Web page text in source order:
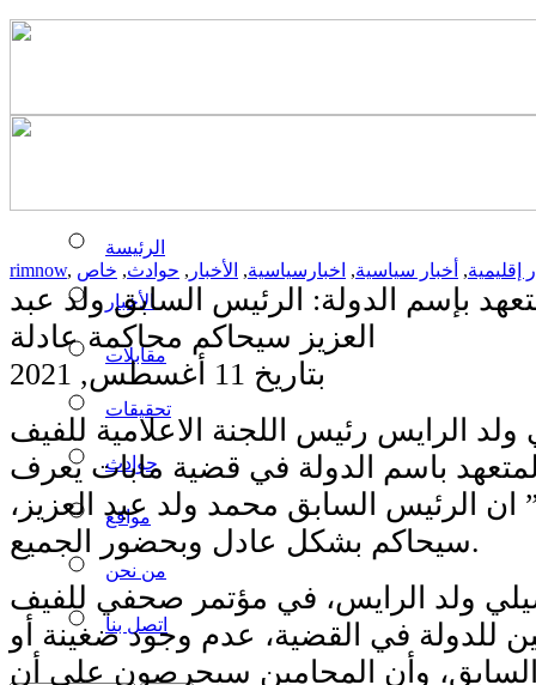
الرئيسة
الأخبار
مقابلات
تحقيقات
حوادث
مواقع
من نحن
اتصل بنا
rimnow, إقليمية, أخبار سياسية, اخبارسياسية, الأخبار , حوادث, خاص
بإسم الدولة: الرئيس السابق ولد عبد
العزيز سيحاكم محاكمة عادلة
بتاريخ 11 أغسطس, 2021
الرايس رئيس اللجنة الاعلامية للفيف
باسم الدولة في قضية مابات يعرف
ان الرئيس السابق محمد ولد عبد العزيز،
سيحاكم بشكل عادل وبحضور الجميع.
ولد الرايس، في مؤتمر صحفي للفيف
للدولة في القضية، عدم وجود ضغينة أو
السابق، وأن المحامين سيحرصون على أن